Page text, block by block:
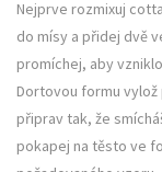
Nejprve rozmixuj
do mísy a přidej dvě
promíchej, aby
Dortovou formu
připrav tak, že
pokapej na těsto ve